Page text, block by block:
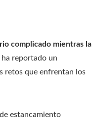
complicado mientras la
ha reportado un
retos que enfrentan los
estancamiento